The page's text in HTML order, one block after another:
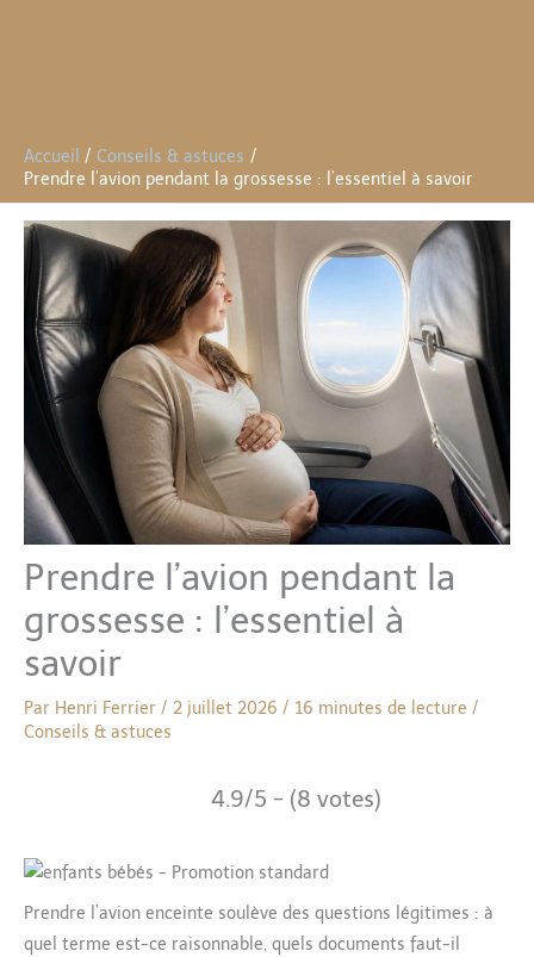
Accueil
Conseils & astuces
Prendre l’avion pendant la grossesse : l’essentiel à savoir
Prendre l’avion pendant la
grossesse : l’essentiel à
savoir
Par Henri Ferrier / 2 juillet 2026 / 16 minutes de lecture /
Conseils & astuces
4.9/5 - (8 votes)
Prendre l’avion enceinte soulève des questions légitimes : à
quel terme est-ce raisonnable, quels documents faut-il